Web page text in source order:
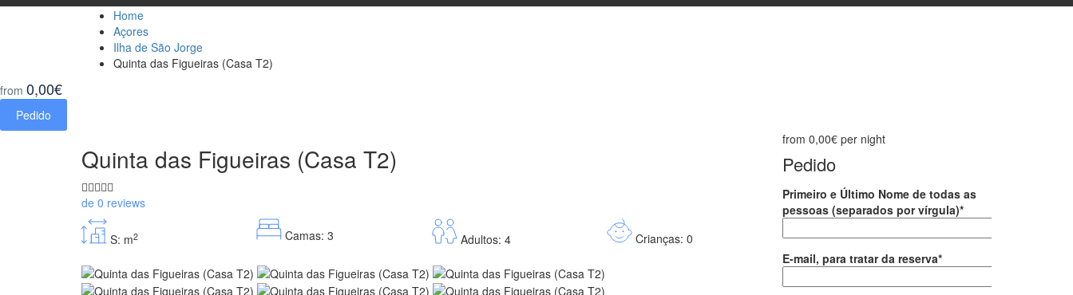
Home
Açores
Ilha de São Jorge
Quinta das Figueiras (Casa T2)
from 0,00€
Pedido
Quinta das Figueiras (Casa T2)
de 0 reviews
S: m2 Camas: 3 Adultos: 4 Crianças: 0
from 0,00€per night
Pedido
Primeiro e Último Nome de todas as
pessoas (separados por vírgula)*
E-mail, para tratar da reserva*